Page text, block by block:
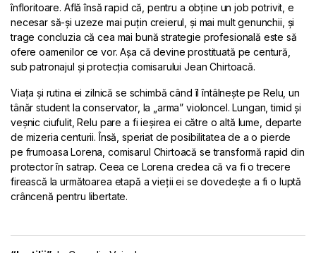
înfloritoare. Află însă rapid că, pentru a obține un job potrivit, e
necesar să-și uzeze mai puțin creierul, și mai mult genunchii, și
trage concluzia că cea mai bună strategie profesională este să
ofere oamenilor ce vor. Așa că devine prostituată pe centură,
sub patronajul și protecția comisarului Jean Chirtoacă.
Viața și rutina ei zilnică se schimbă când îl întâlnește pe Relu, un
tânăr student la conservator, la „arma” violoncel. Lungan, timid și
veșnic ciufulit, Relu pare a fi ieșirea ei către o altă lume, departe
de mizeria centurii. Însă, speriat de posibilitatea de a o pierde
pe frumoasa Lorena, comisarul Chirtoacă se transformă rapid din
protector în satrap. Ceea ce Lorena credea că va fi o trecere
firească la următoarea etapă a vieții ei se dovedește a fi o luptă
crâncenă pentru libertate.